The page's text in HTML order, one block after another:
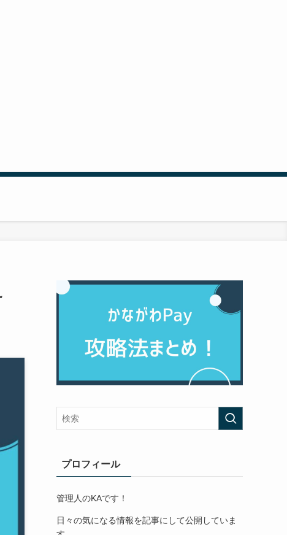
プロフィール
管理人のKAです！
日々の気になる情報を記事にして公開していま